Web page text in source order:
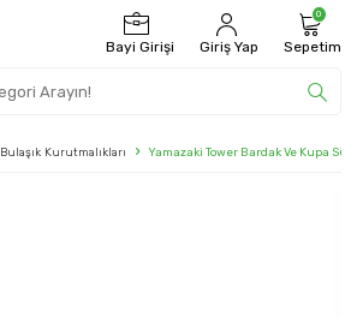
Bayi Girişi Giriş Yap
0
Sepetim
Bulaşık Kurutmalıkları Yamazaki Tower Bardak Ve Kupa